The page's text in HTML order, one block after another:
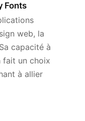
Fonts
web, la
capacité à
fait un choix
à allier